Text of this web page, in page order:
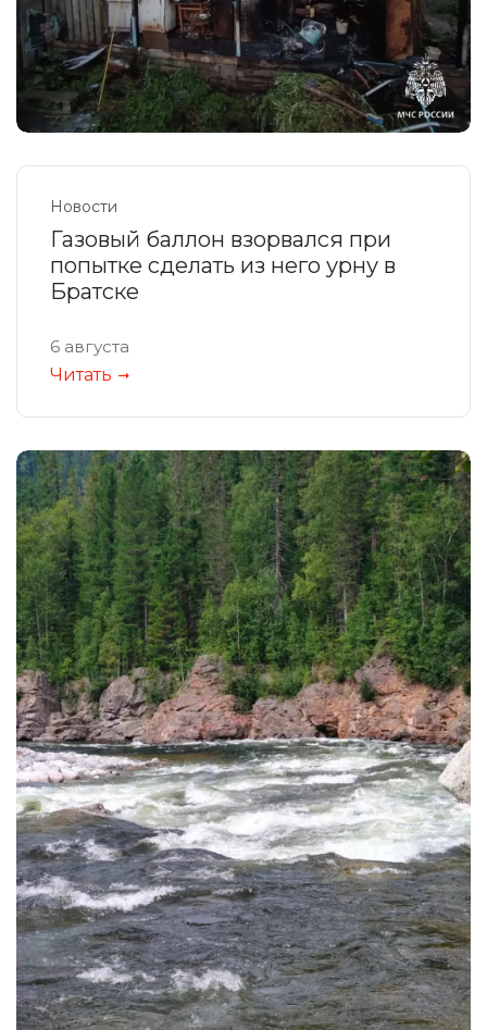
Новости
Газовый баллон взорвался при
попытке сделать из него урну в
Братске
6 августа
Читать